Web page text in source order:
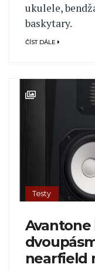
ukulele,
baskytary.
ČÍST DÁLE
Testy
Avantone
nearfield